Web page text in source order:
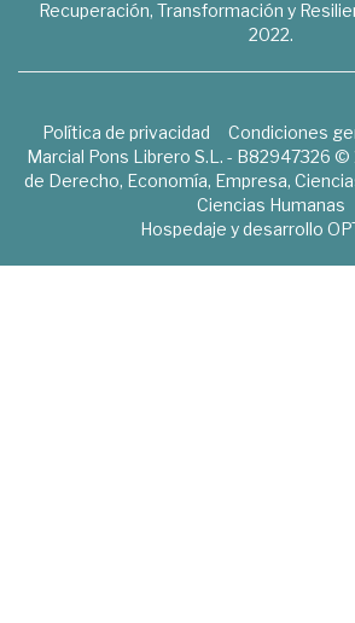
Recuperación, Transformación y
2022.
Política de privacidad Condiciones
Marcial Pons Librero S.L. - B82947326 ©
de Derecho, Economía, Empresa,
Ciencias Humanas
Hospedaje y desarrollo